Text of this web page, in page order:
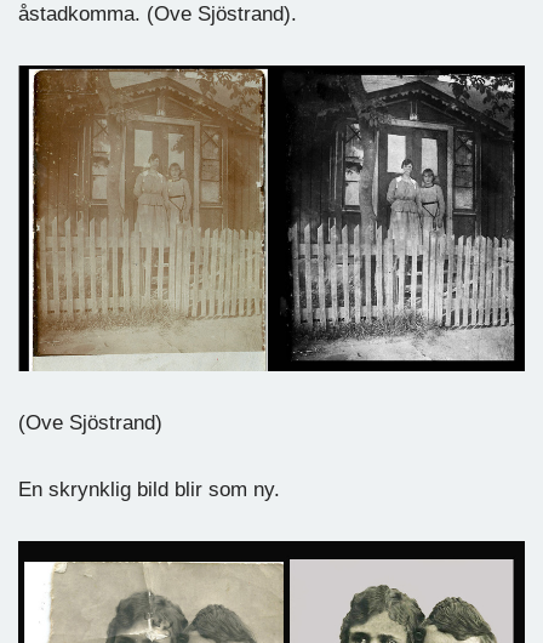
åstadkomma. (Ove Sjöstrand).
(Ove Sjöstrand)
En skrynklig bild blir som ny.